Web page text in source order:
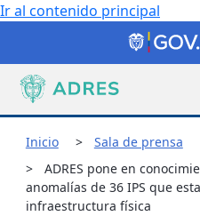
Ir al contenido principal
Inicio Sala de prensa
ADRES pone en
anomalías de 36 IPS que
infraestructura física